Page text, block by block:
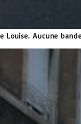
Louise. Aucune